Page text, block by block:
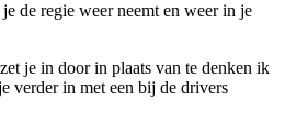
de regie weer neemt en weer in je
je in door in plaats van te denken ik
in met een bij de drivers